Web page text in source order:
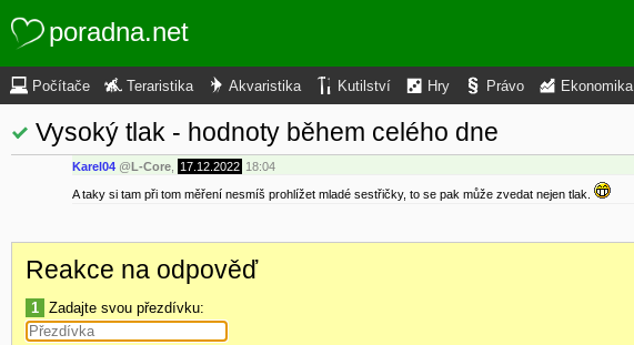
poradna.net
Počítače Teraristika Akvaristika Kutilství Hry Právo Ekonomika
Vysoký tlak - hodnoty během celého dne
Karel04 @L-Core 17.12.2022 18:04
A taky si tam při tom měření nesmíš prohlížet mladé sestřičky, to se pak může zvedat nejen tlak.
Reakce na odpověď
1 Zadajte svou přezdívku: